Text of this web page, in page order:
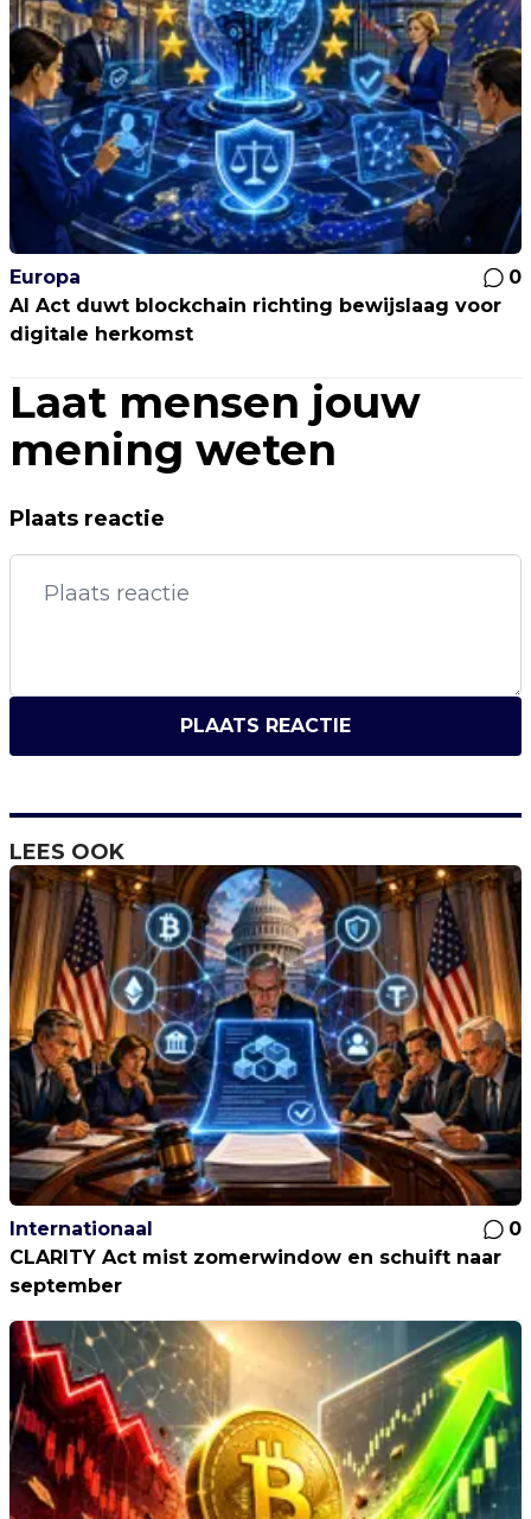
Europa
0
AI Act duwt blockchain richting bewijslaag voor
digitale herkomst
Laat mensen jouw
mening weten
Plaats reactie
PLAATS REACTIE
LEES OOK
Internationaal
0
CLARITY Act mist zomerwindow en schuift naar
september